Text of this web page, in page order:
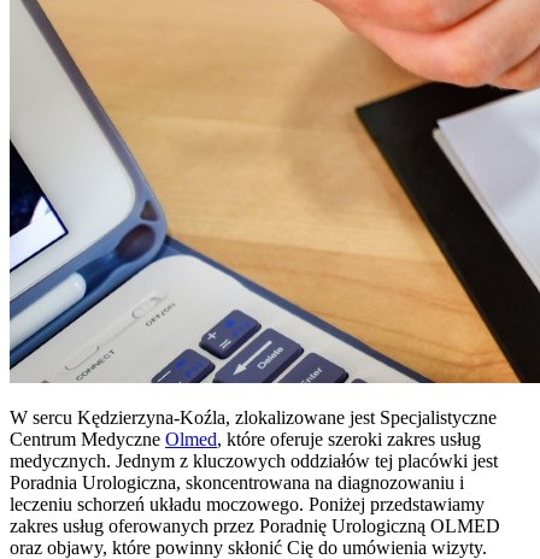
W sercu Kędzierzyna-Koźla, zlokalizowane jest Specjalistyczne
Centrum Medyczne Olmed, które oferuje szeroki zakres usług
medycznych. Jednym z kluczowych oddziałów tej placówki jest
Poradnia Urologiczna, skoncentrowana na diagnozowaniu i
leczeniu schorzeń układu moczowego. Poniżej przedstawiamy
zakres usług oferowanych przez Poradnię Urologiczną OLMED
oraz objawy, które powinny skłonić Cię do umówienia wizyty.